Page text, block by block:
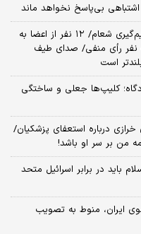
بی‌پاسخ نخواهد ماند
اظهارات جدید معاون پزشکیان درباره تصمیم‌گیری شعام/ ۱۲ نفر از اعضا به
نفر رأی منفی/ صدای طیف
است
کلیپ‌ها جعلی و ساختگی
درباره استعفای پزشکیان/
من بر سر او باشد!
باید در برابر اسرائیل متحد
ایران، منوط به تصویب